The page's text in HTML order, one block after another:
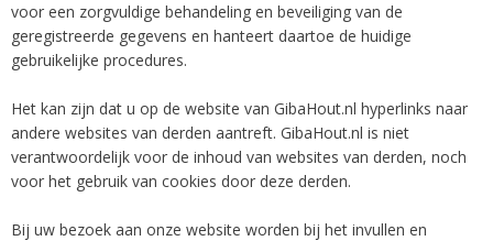
voor een zorgvuldige behandeling en beveiliging van de
geregistreerde gegevens en hanteert daartoe de huidige
gebruikelijke procedures.
Het kan zijn dat u op de website van GibaHout.nl hyperlinks naar
andere websites van derden aantreft. GibaHout.nl is niet
verantwoordelijk voor de inhoud van websites van derden, noch
voor het gebruik van cookies door deze derden.
Bij uw bezoek aan onze website worden bij het invullen en